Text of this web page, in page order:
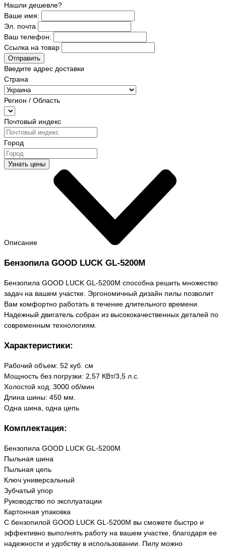
Нашли дешевле?
Ваше имя:
Эл. почта
Ваш телефон:
Ссылка на товар
Отправить
Введите адрес доставки
Страна
Регион / Область
Почтовый индекс
Город
Узнать цены
Описание
Бензопила GOOD LUCK GL-5200М
Бензопила GOOD LUCK GL-5200М способна решить множество
задач на вашем участке. Эргономичный дизайн пилы позволит
Вам комфортно работать в течение длительного времени.
Надежный двигатель собран из высококачественных деталей по
современным технологиям.
Характеристики:
Рабочий объем: 52 куб. см
Мощность без погрузки: 2,57 КВт/3,5 л.с.
Холостой ход: 3000 об/мин
Длина шины: 450 мм.
Одна шина, одна цепь
Комплектация:
Бензопила GOOD LUCK GL-5200М
Пыльная шина
Пыльная цепь
Ключ универсальный
Зубчатый упор
Руководство по эксплуатации
Картонная упаковка
С бензопилой GOOD LUCK GL-5200М вы сможете быстро и
эффективно выполнять работу на вашем участке, благодаря ее
надежности и удобству в использовании. Пилу можно